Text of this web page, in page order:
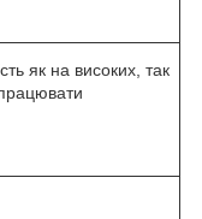
як на високих, так